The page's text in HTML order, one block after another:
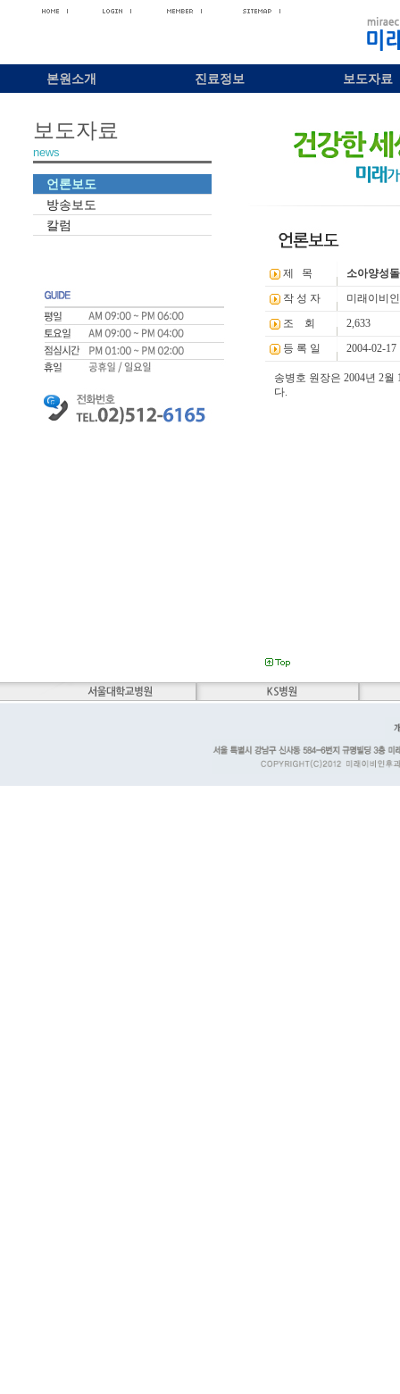
본원소개 진료정보 보도자료
보도자료
news
언론보도
방송보도
칼럼
제 목
소아양성
작 성 자
미래이비
조 회
2,633
등 록 일
2004-02-17
송병호 원장은 2004년 2
다.